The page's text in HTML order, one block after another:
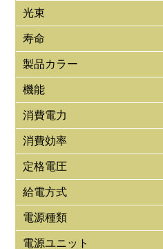
光束
寿命
製品カラー
機能
消費電力
消費効率
定格電圧
給電方式
電源種類
電源ユニット